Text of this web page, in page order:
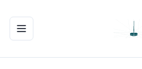
Apri/chiudi menu di